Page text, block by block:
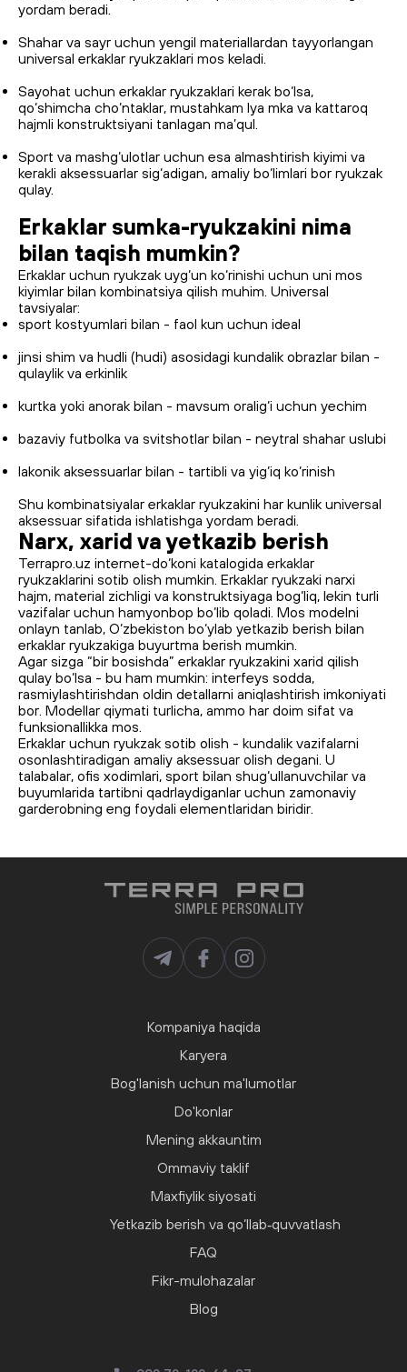
yordam beradi.
Shahar va sayr uchun yengil materiallardan tayyorlangan
universal erkaklar ryukzaklari mos keladi.
Sayohat uchun erkaklar ryukzaklari kerak bo‘lsa,
qo‘shimcha cho‘ntaklar, mustahkam lya mka va kattaroq
hajmli konstruktsiyani tanlagan ma’qul.
Sport va mashg‘ulotlar uchun esa almashtirish kiyimi va
kerakli aksessuarlar sig‘adigan, amaliy bo‘limlari bor ryukzak
qulay.
Erkaklar sumka-ryukzakini nima
bilan taqish mumkin?
Erkaklar uchun ryukzak uyg‘un ko‘rinishi uchun uni mos
kiyimlar bilan kombinatsiya qilish muhim. Universal
tavsiyalar:
sport kostyumlari bilan - faol kun uchun ideal
jinsi shim va hudli (hudi) asosidagi kundalik obrazlar bilan -
qulaylik va erkinlik
kurtka yoki anorak bilan - mavsum oralig‘i uchun yechim
bazaviy futbolka va svitshotlar bilan - neytral shahar uslubi
lakonik aksessuarlar bilan - tartibli va yig‘iq ko‘rinish
Shu kombinatsiyalar erkaklar ryukzakini har kunlik universal
aksessuar sifatida ishlatishga yordam beradi.
Narx, xarid va yetkazib berish
Terrapro.uz internet-do‘koni katalogida erkaklar
ryukzaklarini sotib olish mumkin. Erkaklar ryukzaki narxi
hajm, material zichligi va konstruktsiyaga bog‘liq, lekin turli
vazifalar uchun hamyonbop bo‘lib qoladi. Mos modelni
onlayn tanlab, O‘zbekiston bo‘ylab yetkazib berish bilan
erkaklar ryukzakiga buyurtma berish mumkin.
Agar sizga “bir bosishda” erkaklar ryukzakini xarid qilish
qulay bo‘lsa - bu ham mumkin: interfeys sodda,
rasmiylashtirishdan oldin detallarni aniqlashtirish imkoniyati
bor. Modellar qiymati turlicha, ammo har doim sifat va
funksionallikka mos.
Erkaklar uchun ryukzak sotib olish - kundalik vazifalarni
osonlashtiradigan amaliy aksessuar olish degani. U
talabalar, ofis xodimlari, sport bilan shug‘ullanuvchilar va
buyumlarida tartibni qadrlaydiganlar uchun zamonaviy
garderobning eng foydali elementlaridan biridir.
Kompaniya haqida
Karyera
Bog'lanish uchun ma'lumotlar
Do'konlar
Mening akkauntim
Ommaviy taklif
Maxfiylik siyosati
Yetkazib berish va qo‘llab‑quvvatlash
FAQ
Fikr-mulohazalar
Blog